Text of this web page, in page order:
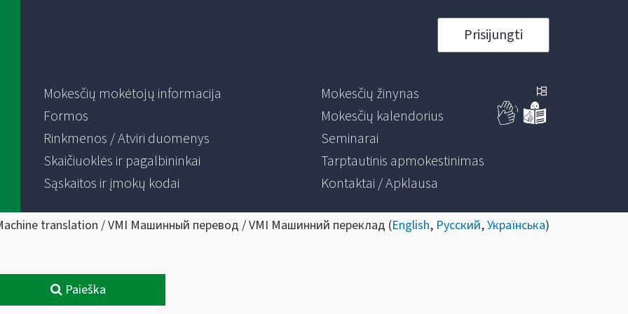
Prisijungti
Mokesčių mokėtojų informacija
Formos
Rinkmenos / Atviri duomenys
Skaičiuoklės ir pagalbininkai
Sąskaitos ir įmokų kodai
Mokesčių žinynas
Mokesčių kalendorius
Seminarai
Tarptautinis apmokestinimas
Kontaktai / Apklausa
translation / VMI Машинный перевод / VMI Машинний переклад (English, Русский,Українська)
Paieška